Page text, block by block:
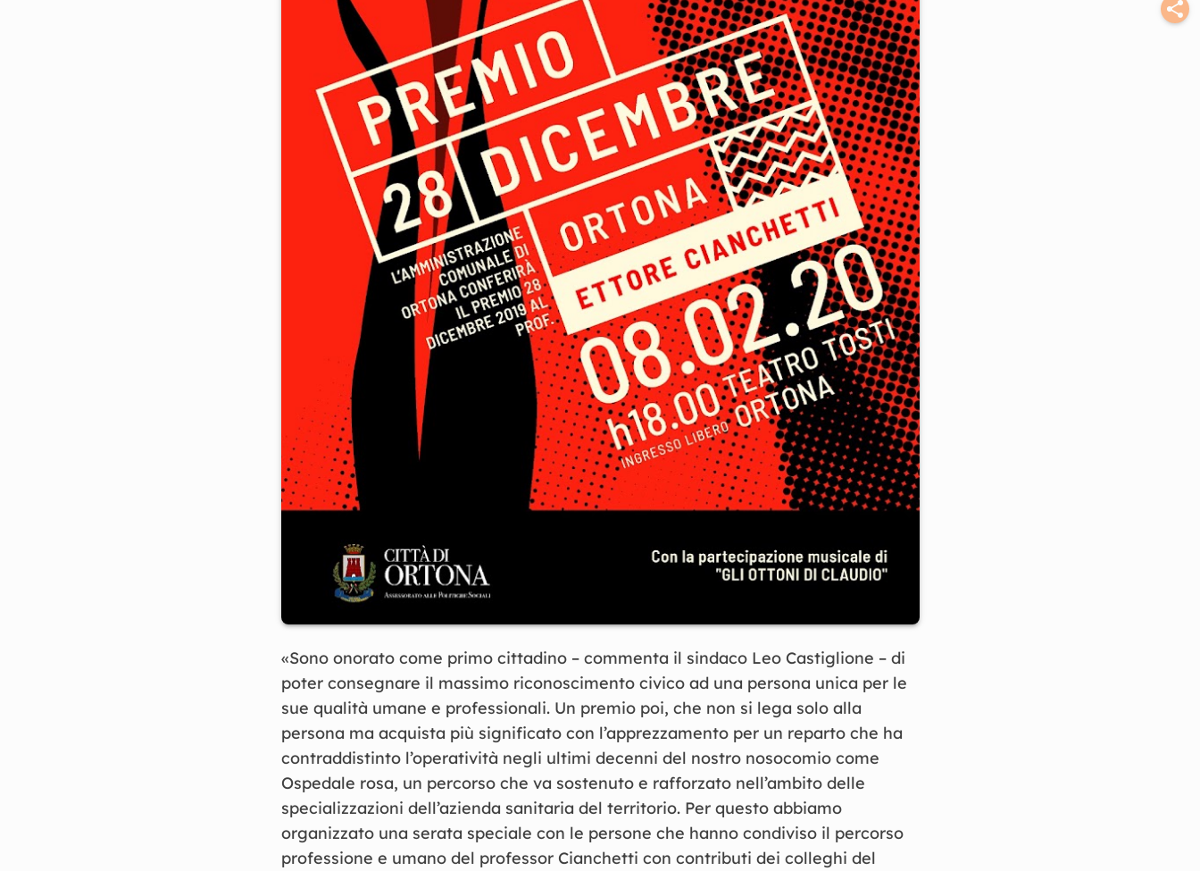
«Sono onorato come primo cittadino – commenta il sindaco Leo Castiglione – di
poter consegnare il massimo riconoscimento civico ad una persona unica per le
sue qualità umane e professionali. Un premio poi, che non si lega solo alla
persona ma acquista più significato con l’apprezzamento per un reparto che ha
contraddistinto l’operatività negli ultimi decenni del nostro nosocomio come
Ospedale rosa, un percorso che va sostenuto e rafforzato nell’ambito delle
specializzazioni dell’azienda sanitaria del territorio. Per questo abbiamo
organizzato una serata speciale con le persone che hanno condiviso il percorso
professione e umano del professor Cianchetti con contributi dei colleghi del